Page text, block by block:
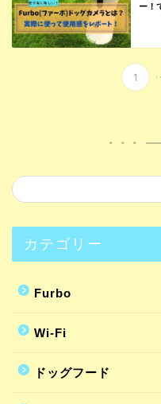
ー！
1
カテゴリー
Furbo
Wi-Fi
ドッグフード